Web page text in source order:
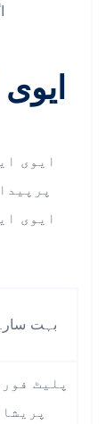
ایوی
ایوی
بہت
پلیٹ